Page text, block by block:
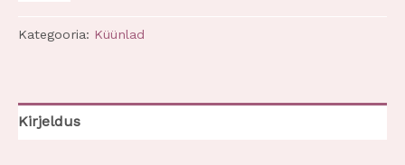
Kategooria: Küünlad
Kirjeldus